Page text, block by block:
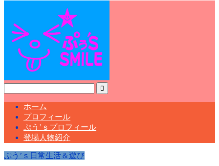
ホーム
プロフィール
ぷう’ｓプロフィール
登場人物紹介
ぷう’ｓ日常生活＆遊び